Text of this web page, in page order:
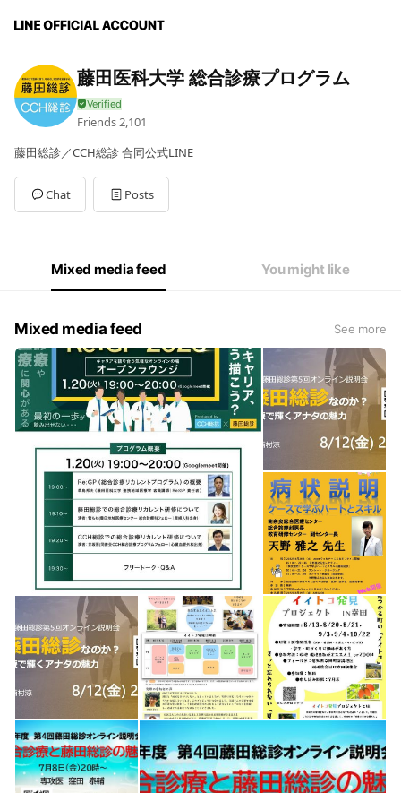
藤田医科大学 総合診療プログラム
Friends 2,101
藤田総診／CCH総診 合同公式LINE
Chat Posts
Mixed media feed You might like
Mixed media feed See more